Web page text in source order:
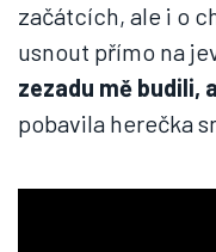
začátcích, ale i o
usnout přímo na
zezadu mě budili,
pobavila herečka